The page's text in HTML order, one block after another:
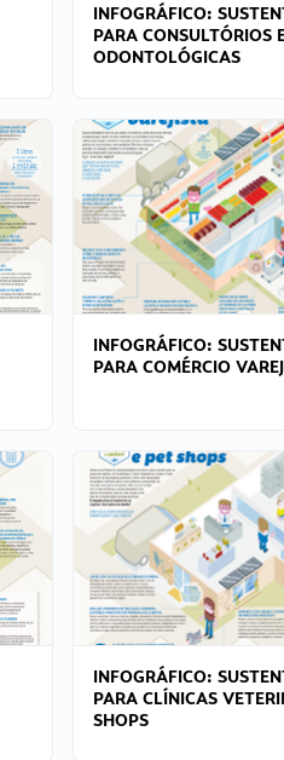
INFOGRÁFICO:
PARA CONSULTÓRIOS
ODONTOLÓGICAS
INFOGRÁFICO:
PARA COMÉRCIO
INFOGRÁFICO:
PARA CLÍNICAS
SHOPS